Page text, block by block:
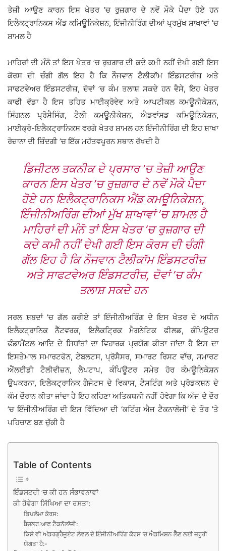
ਤੇਜ਼ੀ ਆਉਣ ਕਾਰਨ ਇਸ ਖੇਤਰ ’ਚ ਰੁਜ਼ਗਾਰ ਦੇ ਨਵੇਂ ਮੌਕੇ ਪੈਦਾ ਹੋਏ ਹਨ
ਇਲੈਕਟ੍ਰਾਨਿਕਸ ਐਂਡ ਕਮਿਊਨਿਕੇਸ਼ਨ, ਇੰਜੀਨੀਰਿੰਗ ਦੀਆਂ ਪ੍ਰਮੁੱਖ ਸ਼ਾਖਾਵਾਂ ’ਚ
ਸ਼ਾਮਲ ਹੈ
ਮਾਹਿਰਾਂ ਦੀ ਮੰਨੋ ਤਾਂ ਇਸ ਖੇਤਰ ’ਚ ਰੁਜ਼ਗਾਰ ਦੀ ਕਦੇ ਕਮੀ ਨਹੀਂ ਦੇਖੀ ਗਈ ਇਸ
ਕੋਰਸ ਦੀ ਚੰਗੀ ਗੱਲ ਇਹ ਹੈ ਕਿ ਨੌਜਵਾਨ ਟੈਲੀਕਾੱਮ ਇੰਡਸਟਰੀਜ਼ ਅਤੇ
ਸਾਫਟਵੇਅਰ ਇੰਡਸਟਰੀਜ਼, ਦੋਵਾਂ ’ਚ ਕੰਮ ਤਲਾਸ਼ ਸਕਦੇ ਹਨ ਵੈਸੇ, ਇਹ ਖੇਤਰ
ਕਾਫੀ ਵੱਡਾ ਹੈ ਇਸ ਤਹਿਤ ਮਾਈਕ੍ਰੋਵੇਵ ਅਤੇ ਆਪਟੀਕਲ ਕਮਊਨੀਕੇਸ਼ਨ,
ਸਿੰਗਨਲ ਪ੍ਰੋਸੈਸਿੰਗ, ਟੈਲੀ ਕਮਊਨੀਕੇਸ਼ਨ, ਐਡਵਾਂਸਡ ਕਮਿਊਨਿਕੇਸ਼ਨ,
ਮਾਈਕ੍ਰੋ-ਇਲੈਕਟ੍ਰਾਨਿਕਸ ਵਰਗੇ ਖੇਤਰ ਸ਼ਾਮਲ ਹਨ ਇੰਜੀਨੀਰਿੰਗ ਦੀ ਇਹ ਸ਼ਾਖਾ
ਰੋਜ਼ਾਨਾ ਦੀ ਜ਼ਿੰਦਗੀ ’ਚ ਇੱਕ ਮਹੱਤਵਪੂਰਨ ਸਥਾਨ ਰੱਖਦੀ ਹੈ
ਡਿਜੀਟਲ ਤਕਨੀਕ ਦੇ ਪ੍ਰਸਾਰ ’ਚ ਤੇਜ਼ੀ ਆਉਣ
ਕਾਰਨ ਇਸ ਖੇਤਰ ’ਚ ਰੁਜ਼ਗਾਰ ਦੇ ਨਵੇਂ ਮੌਕੇ ਪੈਦਾ
ਹੋਏ ਹਨ ਇਲੈਕਟ੍ਰਾਨਿਕਸ ਐਂਡ ਕਮਊਨਿਕੇਸ਼ਨ,
ਇੰਜੀਨੀਅਰਿੰਗ ਦੀਆਂ ਮੁੱਖ ਸ਼ਾਖਾਵਾਂ ’ਚ ਸ਼ਾਮਲ ਹੈ
ਮਾਹਿਰਾਂ ਦੀ ਮੰਨੋ ਤਾਂ ਇਸ ਖੇਤਰ ’ਚ ਰੁਜ਼ਗਾਰ ਦੀ
ਕਦੇ ਕਮੀ ਨਹੀਂ ਦੇਖੀ ਗਈ ਇਸ ਕੋਰਸ ਦੀ ਚੰਗੀ
ਗੱਲ ਇਹ ਹੈ ਕਿ ਨੌਜਵਾਨ ਟੈਲੀਕਾੱਮ ਇੰਡਸਟਰੀਜ਼
ਅਤੇ ਸਾਫਟਵੇਅਰ ਇੰਡਸਟਰੀਜ਼, ਦੋਵਾਂ ’ਚ ਕੰਮ
ਤਲਾਸ਼ ਸਕਦੇ ਹਨ
ਸਰਲ ਸ਼ਬਦਾਂ ’ਚ ਗੱਲ ਕਰੀਏ ਤਾਂ ਇੰਜੀਨੀਅਰਿੰਗ ਦੇ ਇਸ ਖੇਤਰ ਦੇ ਅਧੀਨ
ਇਲੈਕਟ੍ਰਾਨਿਕ ਨੈੱਟਵਰਕ, ਇਲੈਕਟ੍ਰਿਕ ਮੈਗਨੇਟਿਕ ਫੀਲਡ, ਕੰਪਿਊਟਰ
ਫੰਡਾਮੈਂਟਲ ਆਦਿ ਦੇ ਸਿਧਾਂਤਾਂ ਦਾ ਵਿਹਾਰਕ ਪ੍ਰਯੋਗ ਕੀਤਾ ਜਾਂਦਾ ਹੈ ਇਸ ਦਾ
ਇਸਤੇਮਾਲ ਸਮਾਰਟਫੋਨ, ਟੇਬਲਟਸ, ਪ੍ਰੋਸੈਸਰ, ਸਮਾਰਟ ਰਿਸਟ ਵਾੱਚ, ਸਮਾਰਟ
ਐੱਲਈਡੀ ਟੈਲੀਵੀਜ਼ਨ, ਲੈਪਟਾਪ, ਕੰਪਿਊਟਰ ਸਮੇਤ ਹੋਰ ਕੰਮਊਨਿਕੇਸ਼ਨ
ਉਪਕਰਨਾ, ਇਲੈਕਟ੍ਰਾਨਿਕ ਗੈਜੇਟਸ ਦੇ ਵਿਕਾਸ, ਟੈਸਟਿੰਗ ਅਤੇ ਪ੍ਰੋਡਕਸ਼ਨ ਦੇ
ਕੰਮ ਦੌਰਾਨ ਕੀਤਾ ਜਾਂਦਾ ਹੈ ਇਹ ਕਹਿਣਾ ਅਤਿਕਥਨੀ ਨਹੀਂ ਹੋਵੇਗਾ ਕਿ ਅੱਜ ਦੇ ਦੌਰ
’ਚ ਇੰਜੀਨੀਅਰਿੰਗ ਦੀ ਇਸ ਵਿੱਦਿਆ ਦੀ ‘ਕਟਿੰਗ ਐਜ ਟੈਕਨਾਲੋਜੀ’ ਦੇ ਤੌਰ ’ਤੇ
ਪਹਿਚਾਣ ਬਣ ਚੁੱਕੀ ਹੈ
Table of Contents
ਇੰਡਸਟਰੀ ’ਚ ਕੀ ਹਨ ਸੰਭਾਵਨਾਵਾਂ
ਕੀ ਹੋਵੇਗਾ ਸਿੱਖਿਆ ਦਾ ਰਸਤਾ:
ਡਿਪਲੋਮਾ ਕੋਰਸ:
ਬੈਚਲਰ ਆਫ ਟੈਕਨੋਲਾੱਜੀ:
ਕਿਸੇ ਵੀ ਅੰਡਰਗ੍ਰੈਜੂਏਟ ਲੇਵਲ ਦੇ ਇੰਜੀਨੀਅਰਿੰਗ ਕੋਰਸ ’ਚ ਐਡਮਿਸ਼ਨ ਲੈੈਣ ਲਈ ਜ਼ਰੂਰੀ
ਯੋਗਤਾ ਹੈ:-